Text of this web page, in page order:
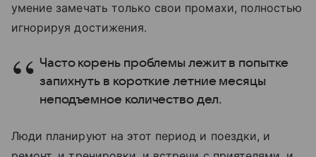
умение замечать только свои промахи, полностью
игнорируя достижения.
Часто корень проблемы лежит в попытке
запихнуть в короткие летние месяцы
неподъемное количество дел.
Люди планируют на этот период и поездки, и